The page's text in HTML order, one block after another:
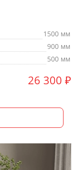
1500 мм
900 мм
500 мм
26 300 ₽